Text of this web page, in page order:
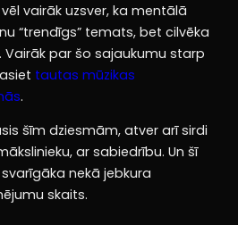
vairāk uzsver, ka mentālā
“trendīgs” temats, bet cilvēka
Vairāk par šo sajaukumu starp
tautas mūzikas
.
šīm dziesmām, atver arī sirdi
ar sabiedrību. Un šī
nekā jebkura
skaits.